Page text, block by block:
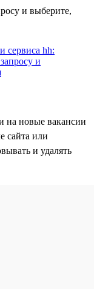
и выберите,
на новые вакансии
сайта или
и удалять